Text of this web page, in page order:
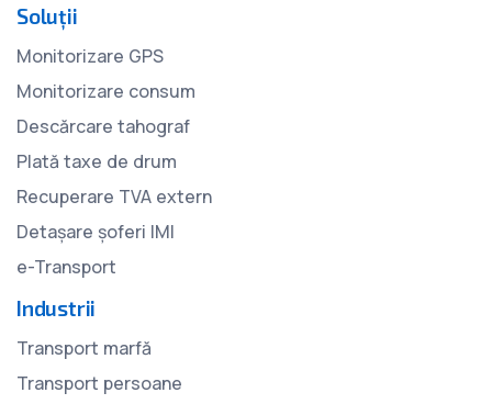
Soluții
Monitorizare GPS
Monitorizare consum
Descărcare tahograf
Plată taxe de drum
Recuperare TVA extern
Detașare șoferi IMI
e-Transport
Industrii
Transport marfă
Transport persoane